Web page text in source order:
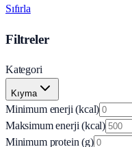
Sıfırla
Filtreler
Kategori
Kıyma
Minimum enerji (kcal)
Maksimum enerji (kcal)
Minimum protein (g)